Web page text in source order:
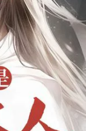
情趣用品